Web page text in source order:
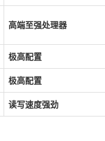
高端至强处理器
极高配置
极高配置
读写速度强劲